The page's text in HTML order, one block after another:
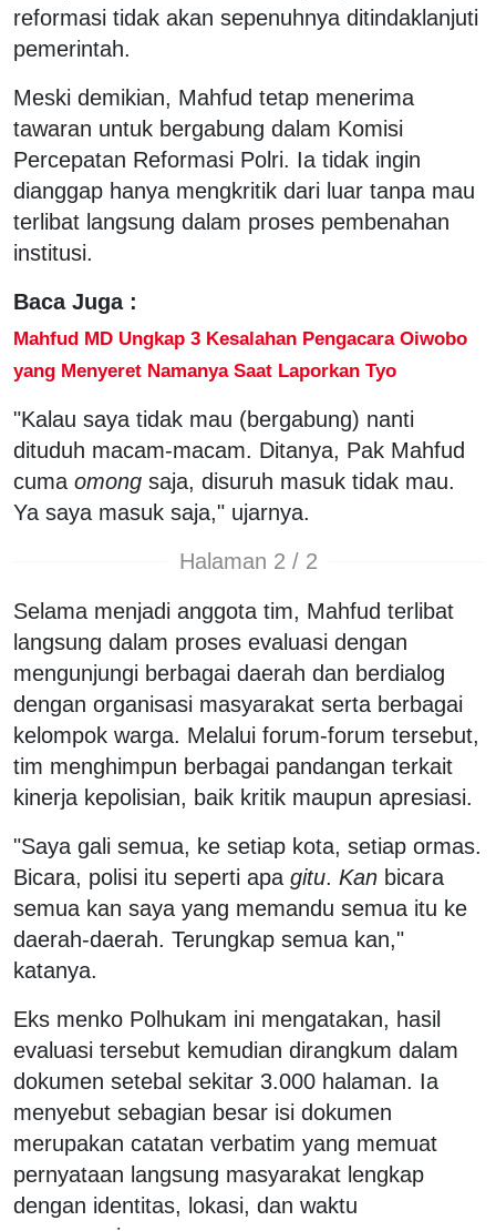
reformasi tidak akan sepenuhnya ditindaklanjuti
pemerintah.
Meski demikian, Mahfud tetap menerima
tawaran untuk bergabung dalam Komisi
Percepatan Reformasi Polri. Ia tidak ingin
dianggap hanya mengkritik dari luar tanpa mau
terlibat langsung dalam proses pembenahan
institusi.
Baca Juga :
Mahfud MD Ungkap 3 Kesalahan Pengacara Oiwobo
yang Menyeret Namanya Saat Laporkan Tyo
"Kalau saya tidak mau (bergabung) nanti
dituduh macam-macam. Ditanya, Pak Mahfud
cuma omong saja, disuruh masuk tidak mau.
Ya saya masuk saja," ujarnya.
Halaman 2 / 2
Selama menjadi anggota tim, Mahfud terlibat
langsung dalam proses evaluasi dengan
mengunjungi berbagai daerah dan berdialog
dengan organisasi masyarakat serta berbagai
kelompok warga. Melalui forum-forum tersebut,
tim menghimpun berbagai pandangan terkait
kinerja kepolisian, baik kritik maupun apresiasi.
"Saya gali semua, ke setiap kota, setiap ormas.
Bicara, polisi itu seperti apa gitu. Kan bicara
semua kan saya yang memandu semua itu ke
daerah-daerah. Terungkap semua kan,"
katanya.
Eks menko Polhukam ini mengatakan, hasil
evaluasi tersebut kemudian dirangkum dalam
dokumen setebal sekitar 3.000 halaman. Ia
menyebut sebagian besar isi dokumen
merupakan catatan verbatim yang memuat
pernyataan langsung masyarakat lengkap
dengan identitas, lokasi, dan waktu